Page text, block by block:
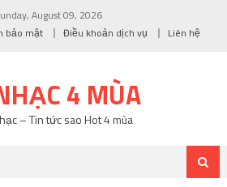
August 09, 2026
bảo mật Điều khoản dịch vụ Liên hệ
4 MÙA
– Tin tức sao Hot 4 mùa